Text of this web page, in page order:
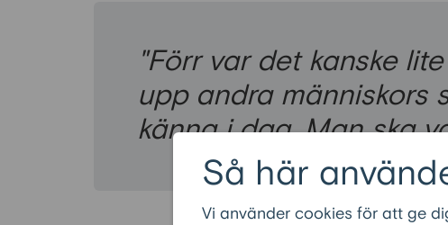
Så här
Vi använder cookies för att ge
"Förr var det kanske
upp andra människors
känna i dag. Man ska